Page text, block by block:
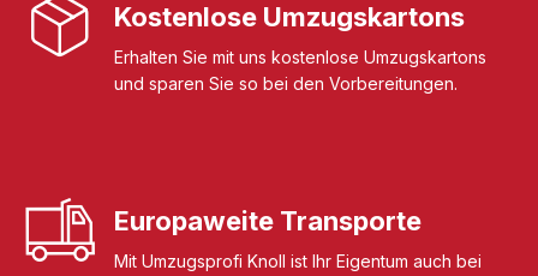
Kostenlose Umzugskartons
Erhalten Sie mit uns kostenlose Umzugskartons
und sparen Sie so bei den Vorbereitungen.
Europaweite Transporte
Mit Umzugsprofi Knoll ist Ihr Eigentum auch bei